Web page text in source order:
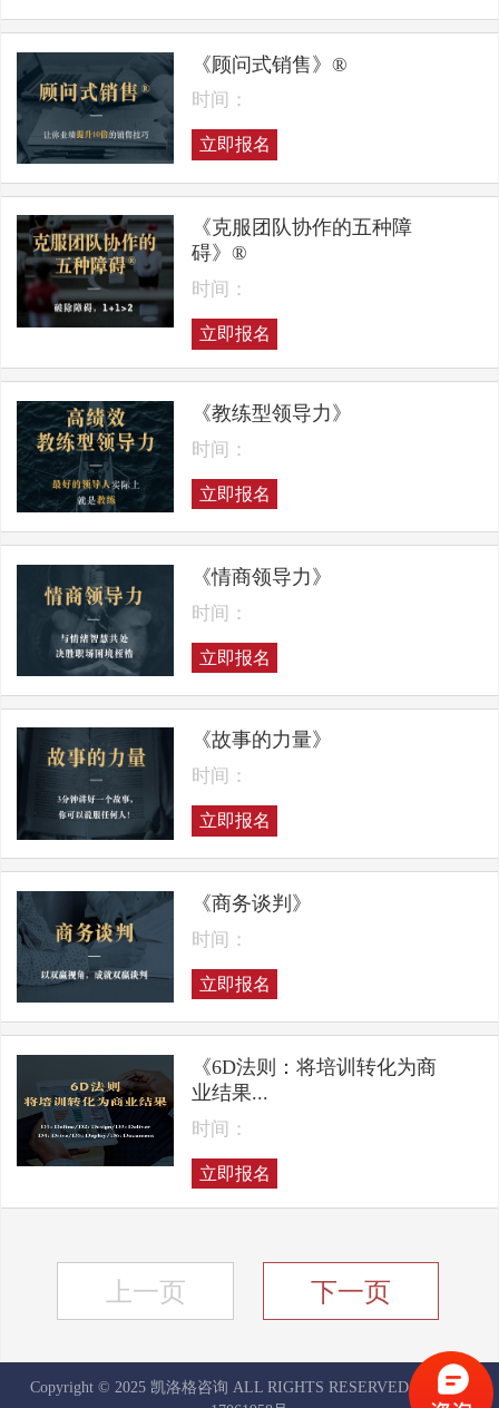
《顾问式销售》®
时间：
立即报名
《克服团队协作的五种障
碍》®
时间：
立即报名
《教练型领导力》
时间：
立即报名
《情商领导力》
时间：
立即报名
《故事的力量》
时间：
立即报名
《商务谈判》
时间：
立即报名
《6D法则：将培训转化为商
业结果...
时间：
立即报名
上一页 下一页
Copyright © 2025 凯洛格咨询 ALL RIGHTS RESERVED
京ICP备